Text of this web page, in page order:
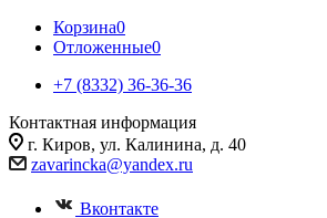
Корзина0
Отложенные0
+7 (8332) 36-36-36
Контактная информация
г. Киров, ул. Калинина, д. 40
zavarincka@yandex.ru
Вконтакте